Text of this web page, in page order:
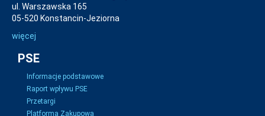
ul. Warszawska 165
05-520 Konstancin-Jeziorna
więcej
PSE
Informacje podstawowe
Raport wpływu PSE
Przetargi
Platforma Zakupowa